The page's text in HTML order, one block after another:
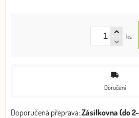
ks
Doručení
Zásilkovna (do